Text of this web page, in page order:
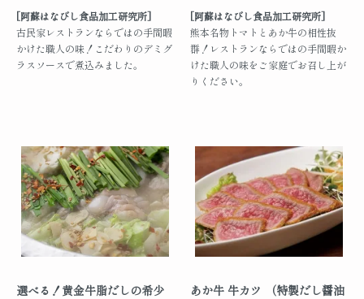
[阿蘇はなびし食品加工研究所]
古民家レストランならではの手間暇
かけた職人の味！こだわりのデミグ
ラスソースで煮込みました。
[阿蘇はなびし食品加工研究所]
熊本名物トマトとあか牛の相性抜
群！レストランならではの手間暇か
けた職人の味をご家庭でお召し上が
りください。
選べる！黄金牛脂だしの希少
あか牛 牛カツ （特製だし醤油